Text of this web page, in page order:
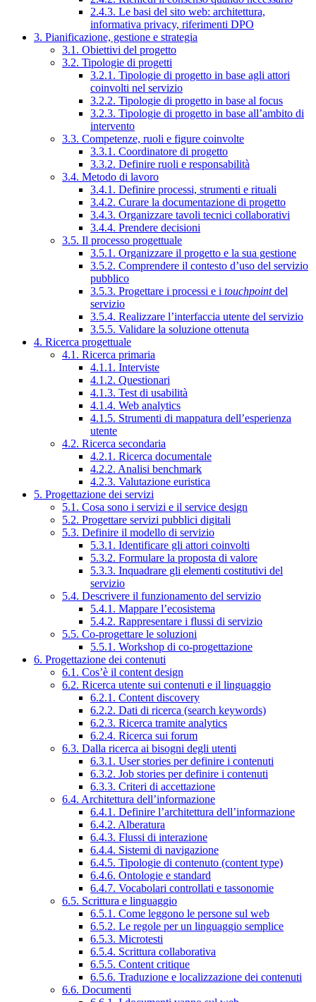
2.4.3. Le basi del sito web: architettura,
informativa privacy, riferimenti DPO
3. Pianificazione, gestione e strategia
3.1. Obiettivi del progetto
3.2. Tipologie di progetti
3.2.1. Tipologie di progetto in base agli attori
coinvolti nel servizio
3.2.2. Tipologie di progetto in base al focus
3.2.3. Tipologie di progetto in base all’ambito di
intervento
3.3. Competenze, ruoli e figure coinvolte
3.3.1. Coordinatore di progetto
3.3.2. Definire ruoli e responsabilità
3.4. Metodo di lavoro
3.4.1. Definire processi, strumenti e rituali
3.4.2. Curare la documentazione di progetto
3.4.3. Organizzare tavoli tecnici collaborativi
3.4.4. Prendere decisioni
3.5. Il processo progettuale
3.5.1. Organizzare il progetto e la sua gestione
3.5.2. Comprendere il contesto d’uso del servizio
pubblico
3.5.3. Progettare i processi e i touchpointdel
servizio
3.5.4. Realizzare l’interfaccia utente del servizio
3.5.5. Validare la soluzione ottenuta
4. Ricerca progettuale
4.1. Ricerca primaria
4.1.1. Interviste
4.1.2. Questionari
4.1.3. Test di usabilità
4.1.4. Web analytics
4.1.5. Strumenti di mappatura dell’esperienza
utente
4.2. Ricerca secondaria
4.2.1. Ricerca documentale
4.2.2. Analisi benchmark
4.2.3. Valutazione euristica
5. Progettazione dei servizi
5.1. Cosa sono i servizi e il service design
5.2. Progettare servizi pubblici digitali
5.3. Definire il modello di servizio
5.3.1. Identificare gli attori coinvolti
5.3.2. Formulare la proposta di valore
5.3.3. Inquadrare gli elementi costitutivi del
servizio
5.4. Descrivere il funzionamento del servizio
5.4.1. Mappare l’ecosistema
5.4.2. Rappresentare i flussi di servizio
5.5. Co-progettare le soluzioni
5.5.1. Workshop di co-progettazione
6. Progettazione dei contenuti
6.1. Cos’è il content design
6.2. Ricerca utente sui contenuti e il linguaggio
6.2.1. Content discovery
6.2.2. Dati di ricerca (search keywords)
6.2.3. Ricerca tramite analytics
6.2.4. Ricerca sui forum
6.3. Dalla ricerca ai bisogni degli utenti
6.3.1. User stories per definire i contenuti
6.3.2. Job stories per definire i contenuti
6.3.3. Criteri di accettazione
6.4. Architettura dell’informazione
6.4.1. Definire l’architettura dell’informazione
6.4.2. Alberatura
6.4.3. Flussi di interazione
6.4.4. Sistemi di navigazione
6.4.5. Tipologie di contenuto (content type)
6.4.6. Ontologie e standard
6.4.7. Vocabolari controllati e tassonomie
6.5. Scrittura e linguaggio
6.5.1. Come leggono le persone sul web
6.5.2. Le regole per un linguaggio semplice
6.5.3. Microtesti
6.5.4. Scrittura collaborativa
6.5.5. Content critique
6.5.6. Traduzione e localizzazione dei contenuti
6.6. Documenti